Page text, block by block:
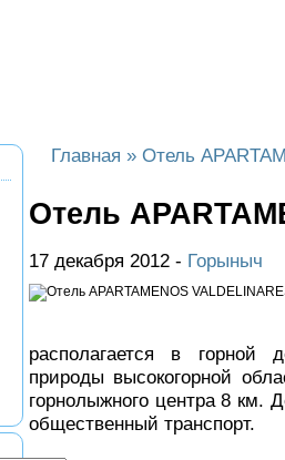
Главная » Отель
Отель
17 декабря 2012 - Горыныч
располагается в горной
природы высокогорной
горнолыжного центра 8 км.
общественный транспорт.